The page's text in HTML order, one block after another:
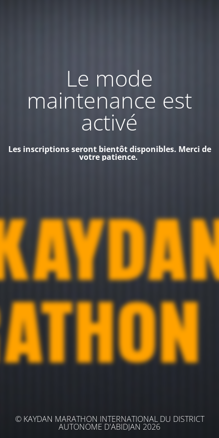
Le mode
maintenance est
activé
Les inscriptions seront bientôt disponibles. Merci de
votre patience.
© KAYDAN MARATHON INTERNATIONAL DU DISTRICT
AUTONOME D'ABIDJAN 2026